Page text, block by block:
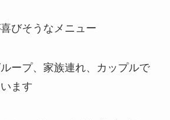
びそうなメニュー
ープ、家族連れ、カップルで
ます